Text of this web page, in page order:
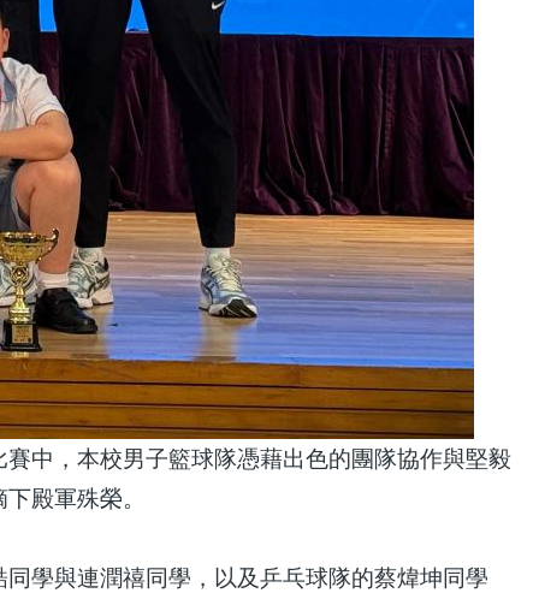
中，本校男子籃球隊憑藉出色的團隊協作與堅毅
殿軍殊榮。
學與連潤禧同學，以及乒乓球隊的蔡煒坤同學